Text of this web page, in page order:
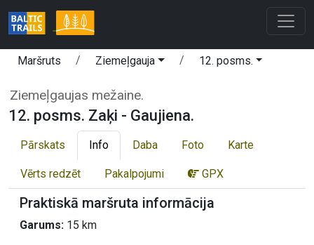
Maršruts Ziemeļgauja 12. posms.
Ziemeļgaujas mežaine.
12. posms. Zaķi - Gaujiena.
Pārskats Info Daba Foto Karte
Vērts redzēt Pakalpojumi GPX
Praktiskā maršruta informācija
Garums: 15 km